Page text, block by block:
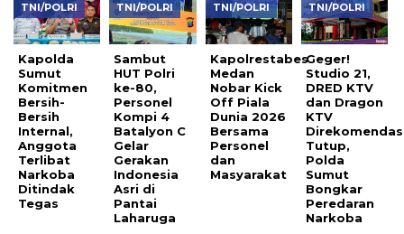
TNI/POLRI
Kapolda
Sumut
Komitmen
Bersih-
Bersih
Internal,
Anggota
Terlibat
Narkoba
Ditindak
Tegas
TNI/POLRI
Sambut
HUT Polri
ke-80,
Personel
Kompi 4
Batalyon C
Gelar
Gerakan
Indonesia
Asri di
Pantai
Laharuga
TNI/POLRI
Kapolrestabes
Medan
Nobar Kick
Off Piala
Dunia 2026
Bersama
Personel
dan
Masyarakat
TNI/POLRI
Geger!
Studio 21,
DRED KTV
dan Dragon
KTV
Tutup,
Polda
Sumut
Bongkar
Peredaran
Narkoba